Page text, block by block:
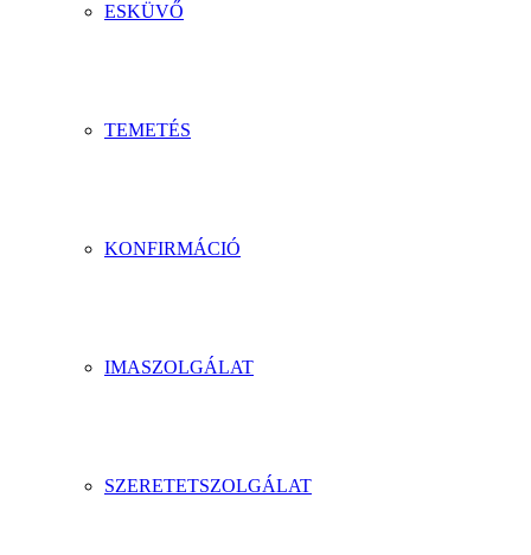
ESKÜVŐ
TEMETÉS
KONFIRMÁCIÓ
IMASZOLGÁLAT
SZERETETSZOLGÁLAT